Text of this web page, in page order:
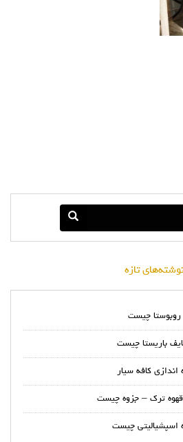
تازه
روبوستا چیست
باریستا چیست
اندازی کافه سیار
ترک – جزوه چیست
اسپشیالیتی چیست